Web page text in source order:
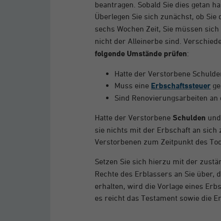
beantragen. Sobald Sie dies getan
Überlegen Sie sich zunächst, ob Sie
sechs Wochen Zeit, Sie müssen
nicht der Alleinerbe sind.
folgende Umstände prüfen:
Hatte der Verstorbene
Muss eine Erbschaftssteuer
Sind Renovierungsarbeiten
Hatte der Verstorbene Schulden
sie nichts mit der Erbschaft an sich
Verstorbenen zum Zeitpunkt des
Setzen Sie sich hierzu mit der
Rechte des Erblassers an Sie über,
erhalten, wird die Vorlage eines
es reicht das Testament sowie die